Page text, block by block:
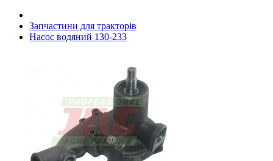
Запчастини для тракторів
Насос водяний 130-233